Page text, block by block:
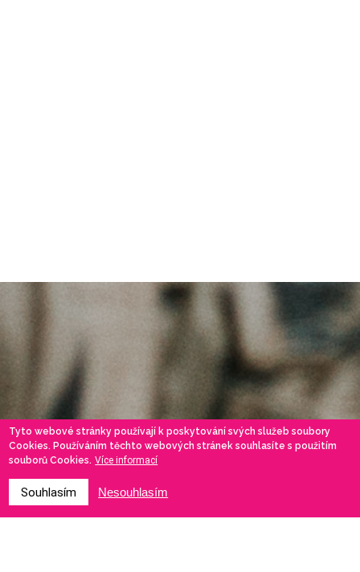
Tyto webové stránky používají k poskytování svých služeb soubory
Cookies. Používáním těchto webových stránek souhlasíte s použitím
souborů Cookies. Více informací
Souhlasím Nesouhlasím